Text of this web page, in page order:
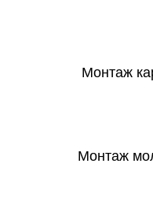
Монтаж
Монтаж